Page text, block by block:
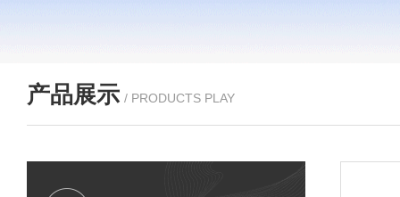
产品展示 / PRODUCTS PLAY